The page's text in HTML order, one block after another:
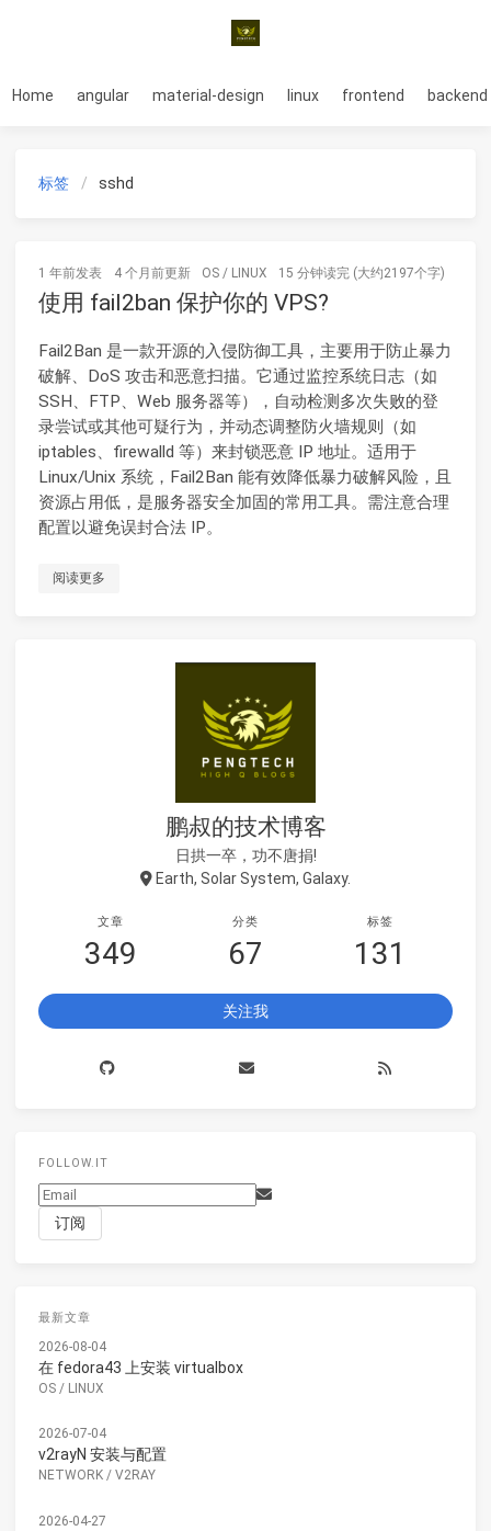
Home angular material-design linux frontend backend
标签 sshd
1 年前发表 4 个月前更新 OS / LINUX 15 分钟读完 (大约2197个字)
使用 fail2ban 保护你的 VPS?
Fail2Ban 是一款开源的入侵防御工具，主要用于防止暴力
破解、DoS 攻击和恶意扫描。它通过监控系统日志（如
SSH、FTP、Web 服务器等），自动检测多次失败的登
录尝试或其他可疑行为，并动态调整防火墙规则（如
iptables、firewalld 等）来封锁恶意 IP 地址。适用于
Linux/Unix 系统，Fail2Ban 能有效降低暴力破解风险，且
资源占用低，是服务器安全加固的常用工具。需注意合理
配置以避免误封合法 IP。
阅读更多
鹏叔的技术博客
日拱一卒，功不唐捐!
Earth, Solar System, Galaxy.
文章
349
分类
67
标签
131
关注我
FOLLOW.IT
最新文章
2026-08-04
在 fedora43 上安装 virtualbox
OS / LINUX
2026-07-04
v2rayN 安装与配置
NETWORK / V2RAY
2026-04-27